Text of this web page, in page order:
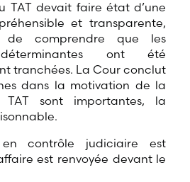
TAT devait faire état d’une
et transparente,
comprendre que les
ont été
tranchées. La Cour conclut
dans la motivation de la
sont importantes, la
contrôle judiciaire est
est renvoyée devant le